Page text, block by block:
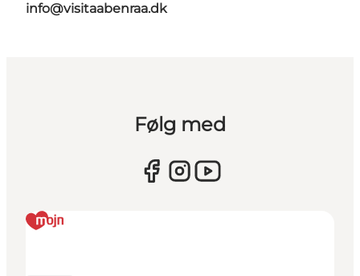
info@visitaabenraa.dk
Følg med